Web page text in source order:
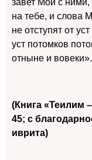
завет Мой с
на тебе, и слова
не отступят от
уст потомков
отныне и вовеки».
(Книга «Теилим
45; с
иврита)